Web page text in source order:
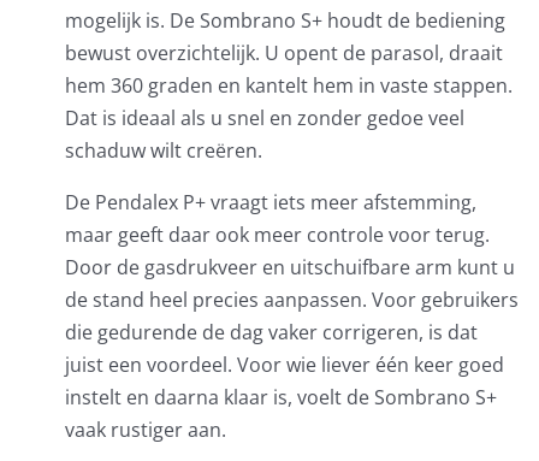
mogelijk is. De Sombrano S+ houdt de bediening
bewust overzichtelijk. U opent de parasol, draait
hem 360 graden en kantelt hem in vaste stappen.
Dat is ideaal als u snel en zonder gedoe veel
schaduw wilt creëren.
De Pendalex P+ vraagt iets meer afstemming,
maar geeft daar ook meer controle voor terug.
Door de gasdrukveer en uitschuifbare arm kunt u
de stand heel precies aanpassen. Voor gebruikers
die gedurende de dag vaker corrigeren, is dat
juist een voordeel. Voor wie liever één keer goed
instelt en daarna klaar is, voelt de Sombrano S+
vaak rustiger aan.